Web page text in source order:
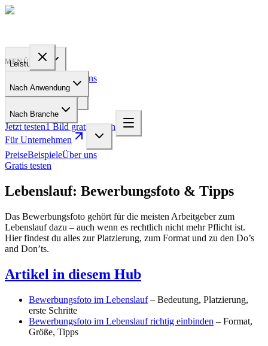
Leistungen
Über uns
Jetzt testen1 Bild gratis testen
MENÜ
Nach Anwendung
Nach Branche
Für Unternehmen
PreiseBeispieleÜber uns
Gratis testen
Lebenslauf: Bewerbungsfoto & Tipps
Das Bewerbungsfoto gehört für die meisten Arbeitgeber zum
Lebenslauf dazu – auch wenn es rechtlich nicht mehr Pflicht ist.
Hier findest du alles zur Platzierung, zum Format und zu den Do’s
and Don’ts.
Artikel in diesem Hub
Bewerbungsfoto im Lebenslauf– Bedeutung, Platzierung,
erste Schritte
Bewerbungsfoto im Lebenslauf richtig einbinden – Format,
Größe, Tipps